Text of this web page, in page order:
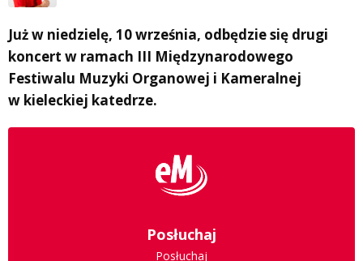
Już w niedzielę, 10 września, odbędzie się drugi
koncert w ramach III Międzynarodowego
Festiwalu Muzyki Organowej i Kameralnej
w kieleckiej katedrze.
Posłuchaj
Posłuchaj